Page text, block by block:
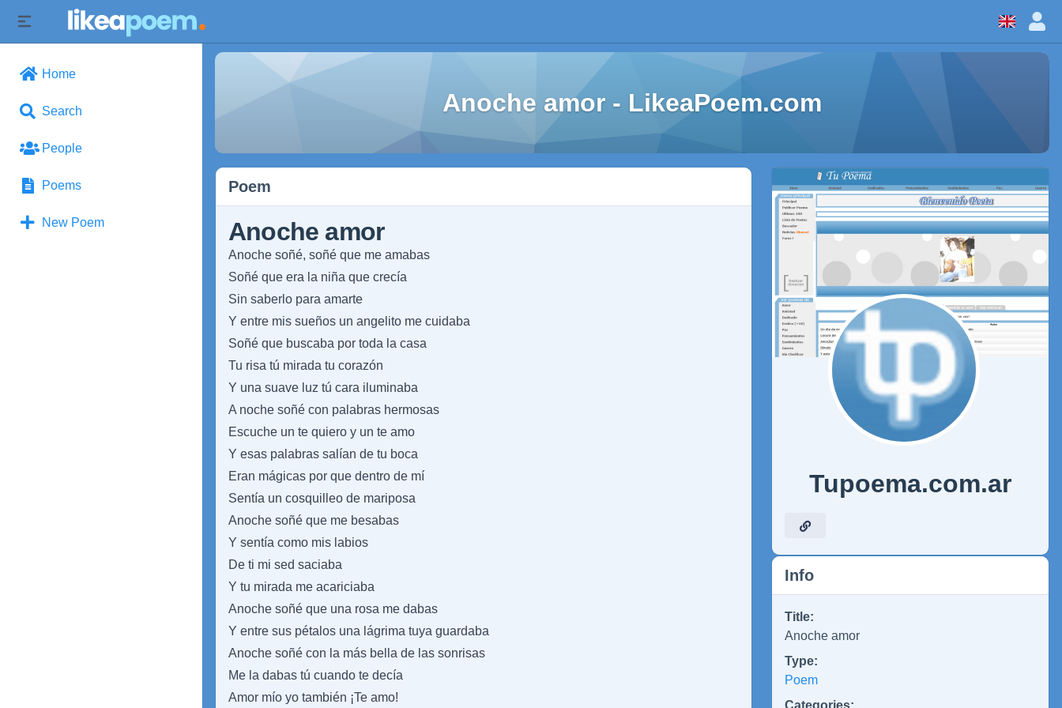
Home
Search
People
Poems
New Poem
Anoche amor - LikeaPoem.com
Poem
Anoche amor
Anoche soñé, soñé que me amabas
Soñé que era la niña que crecía
Sin saberlo para amarte
Y entre mis sueños un angelito me cuidaba
Soñé que buscaba por toda la casa
Tu risa tú mirada tu corazón
Y una suave luz tú cara iluminaba
A noche soñé con palabras hermosas
Escuche un te quiero y un te amo
Y esas palabras salían de tu boca
Eran mágicas por que dentro de mí
Sentía un cosquilleo de mariposa
Anoche soñé que me besabas
Y sentía como mis labios
De ti mi sed saciaba
Y tu mirada me acariciaba
Anoche soñé que una rosa me dabas
Y entre sus pétalos una lágrima tuya guardaba
Anoche soñé con la más bella de las sonrisas
Me la dabas tú cuando te decía
Amor mío yo también ¡Te amo!
Tupoema.com.ar
Info
Title:
Anoche amor
Type:
Poem